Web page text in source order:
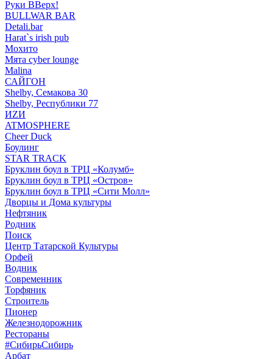
Руки ВВерх!
BULLWAR BAR
Detali.bar
Harat`s irish pub
Мохито
Мята cyber lounge
Malina
САЙГОН
Shelby, Семакова 30
Shelby, Республики 77
ИZИ
ATMOSPHERE
Cheer Duck
Боулинг
STAR TRACK
Бруклин боул в ТРЦ «Колумб»
Бруклин боул в ТРЦ «Остров»
Бруклин боул в ТРЦ «Сити Молл»
Дворцы и Дома культуры
Нефтяник
Родник
Поиск
Центр Татарской Культуры
Орфей
Водник
Современник
Торфяник
Строитель
Пионер
Железнодорожник
Рестораны
#СибирьСибирь
Арбат